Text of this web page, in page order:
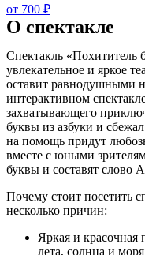
от 700 ₽
О спектакле
Спектакль «Похититель
увлекательное и яркое
оставит равнодушными
интерактивном
захватывающего
буквы из азбуки и
на помощь придут
вместе с юными
буквы и составят слово
Почему стоит посетить
несколько причин:
Яркая и красочная
лета, солнца и